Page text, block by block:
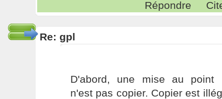
Répondre
Re: gpl
D'abord, une mise au point
n'est pas copier. Copier est